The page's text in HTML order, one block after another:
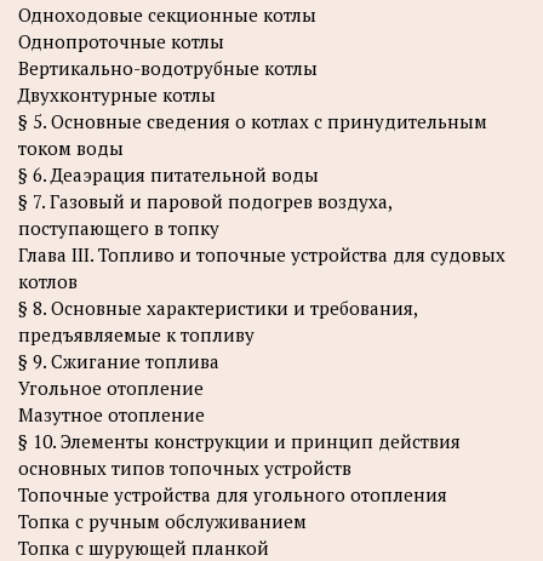
Одноходовые секционные котлы
Однопроточные котлы
Вертикально-водотрубные котлы
Двухконтурные котлы
§ 5. Основные сведения о котлах с принудительным
током воды
§ 6. Деаэрация питательной воды
§ 7. Газовый и паровой подогрев воздуха,
поступающего в топку
Глава III. Топливо и топочные устройства для судовых
котлов
§ 8. Основные характеристики и требования,
предъявляемые к топливу
§ 9. Сжигание топлива
Угольное отопление
Мазутное отопление
§ 10. Элементы конструкции и принцип действия
основных типов топочных устройств
Топочные устройства для угольного отопления
Топка с ручным обслуживанием
Топка с шурующей планкой